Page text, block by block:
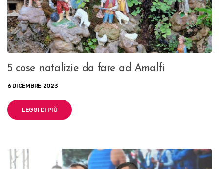
5 cose natalizie da fare ad Amalfi
6 DICEMBRE 2023
LEGGI DI PIÙ